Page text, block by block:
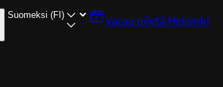
Varaa pöytä Helsinki